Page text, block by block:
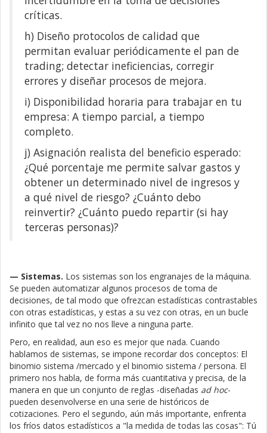
críticas.
h) Diseño protocolos de calidad que
permitan evaluar periódicamente el pan de
trading; detectar ineficiencias, corregir
errores y diseñar procesos de mejora.
i) Disponibilidad horaria para trabajar en tu
empresa: A tiempo parcial, a tiempo
completo.
j) Asignación realista del beneficio esperado:
¿Qué porcentaje me permite salvar gastos y
obtener un determinado nivel de ingresos y
a qué nivel de riesgo? ¿Cuánto debo
reinvertir? ¿Cuánto puedo repartir (si hay
terceras personas)?
— Sistemas. Los sistemas son los engranajes de la máquina.
Se pueden automatizar algunos procesos de toma de
decisiones, de tal modo que ofrezcan estadísticas contrastables
con otras estadísticas, y estas a su vez con otras, en un bucle
infinito que tal vez no nos lleve a ninguna parte.
Pero, en realidad, aun eso es mejor que nada. Cuando
hablamos de sistemas, se impone recordar dos conceptos: El
binomio sistema /mercado y el binomio sistema / persona. El
primero nos habla, de forma más cuantitativa y precisa, de la
manera en que un conjunto de reglas -diseñadas ad hoc-
pueden desenvolverse en una serie de históricos de
cotizaciones. Pero el segundo, aún más importante, enfrenta
los fríos datos estadísticos a "la medida de todas las cosas": Tú